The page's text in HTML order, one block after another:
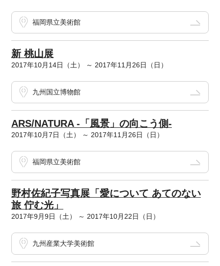
福岡県立美術館
新 桃山展
2017年10月14日（土） ～ 2017年11月26日（日）
九州国立博物館
ARS/NATURA -「風景」の向こう側-
2017年10月7日（土） ～ 2017年11月26日（日）
福岡県立美術館
野村佐紀子写真展「愛について あてのない
旅 佇む光」
2017年9月9日（土） ～ 2017年10月22日（日）
九州産業大学美術館